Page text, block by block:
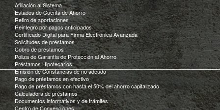
Afiliación al Sistema
Estados de Cuenta de Ahorro
Retiro de aportaciones
Reintegro por pagos anticipados
Certificado Digital para Firma Electrónica Avanzada
Solicitudes de préstamos
Cobro de préstamos
Póliza de Garantía de Protección al Ahorro
Préstamos Hipotecarios
Emisión de Constancias de no adeudo
Pago de préstamos en efectivo
Pago de préstamos con hasta el 50% del ahorro capitalizado
Calculadora de préstamos
Documentos informativos y de trámites
Centro de Convenciones